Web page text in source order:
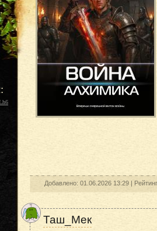
Добавлено: 01.06.2026 13:29 |
Таш_Мек